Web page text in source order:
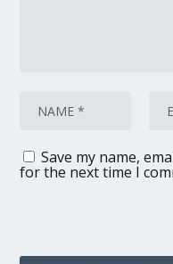
Save my name,
for the next time I